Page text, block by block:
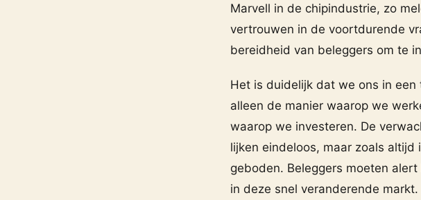
Marvell in de chipindustrie, zo
vertrouwen in de voortdurende
bereidheid van beleggers om te
Het is duidelijk dat we ons in
alleen de manier waarop we
waarop we investeren. De
lijken eindeloos, maar zoals
geboden. Beleggers moeten
in deze snel veranderende markt.